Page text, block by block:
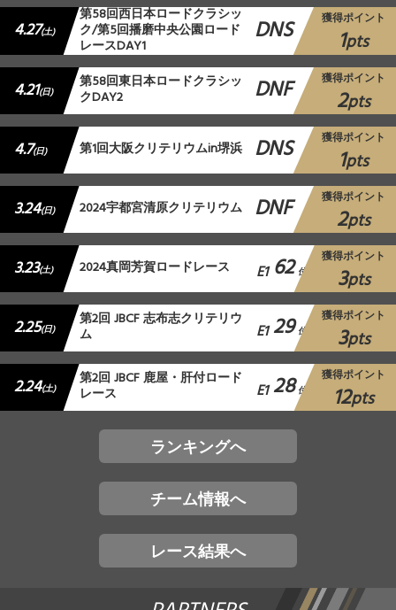
4.27(土)
第58回西日本ロードクラシッ
ク/第5回播磨中央公園ロード
レースDAY1 DNS 獲得ポイント
1pts
4.21(日) 第58回東日本ロードクラシッ
クDAY2 DNF 獲得ポイント
2pts
4.7(日) 第1回大阪クリテリウムin堺浜 DNS 獲得ポイント
1pts
3.24(日) 2024宇都宮清原クリテリウム DNF 獲得ポイント
2pts
3.23(土) 2024真岡芳賀ロードレース E1 62 位
獲得ポイント
3pts
2.25(日) 第2回 JBCF 志布志クリテリウ
ム E1 29 位
獲得ポイント
3pts
2.24(土) 第2回 JBCF 鹿屋・肝付ロード
レース E1 28 位
獲得ポイント
12pts
ランキングへ
チーム情報へ
レース結果へ